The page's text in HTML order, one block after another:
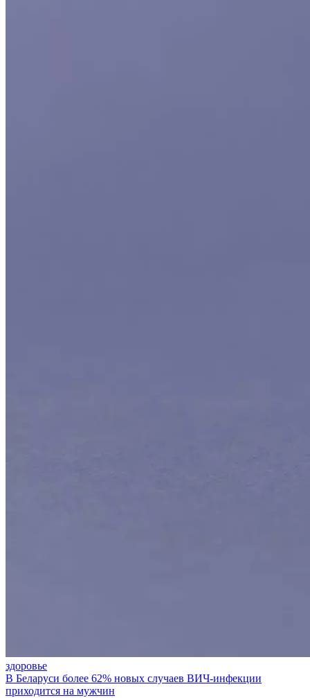
здоровье
В Беларуси более 62% новых случаев ВИЧ-инфекции
приходится на мужчин